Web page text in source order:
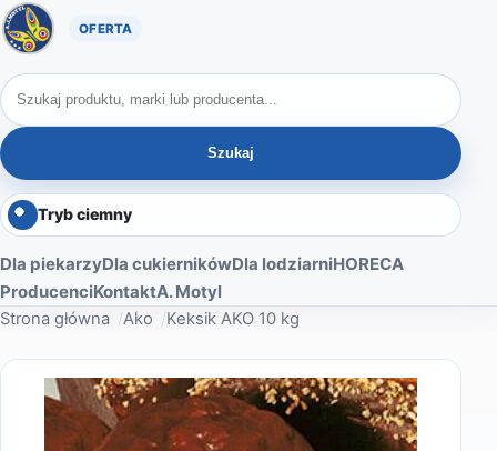
Oferta A. Motyl
Szukaj produktów
Szukaj
Tryb ciemny
Dla piekarzyDla cukiernikówDla lodziarniHORECA
ProducenciKontaktA. Motyl
Strona główna Ako Keksik AKO 10 kg